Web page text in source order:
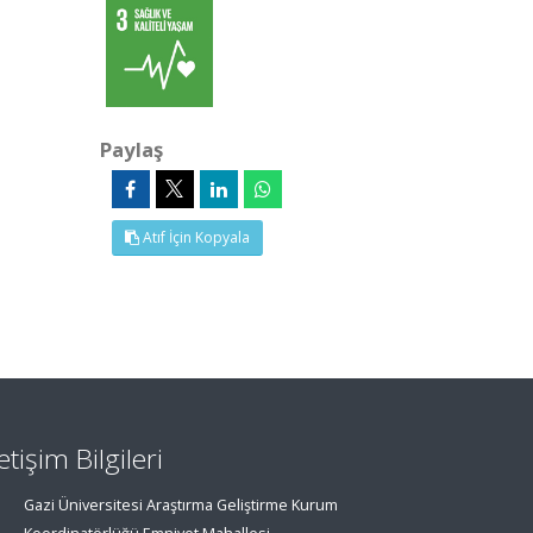
Paylaş
Atıf İçin Kopyala
Bilgileri
Gazi Üniversitesi Araştırma Geliştirme Kurum